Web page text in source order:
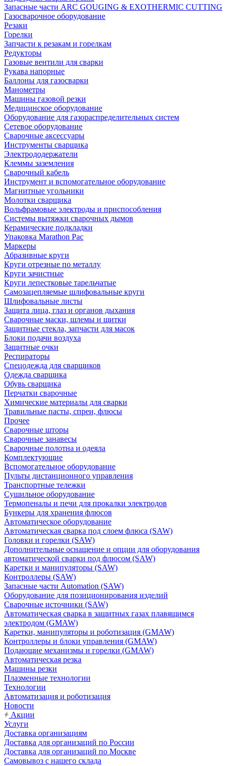
Запасные части ARC GOUGING & EXOTHERMIC CUTTING
Газосварочное оборудование
Резаки
Горелки
Запчасти к резакам и горелкам
Редукторы
Газовые вентили для сварки
Рукава напорные
Баллоны для газосварки
Манометры
Машины газовой резки
Медицинское оборудование
Оборудование для газораспределительных систем
Сетевое оборудование
Сварочные аксессуары
Инструменты сварщика
Электрододержатели
Клеммы заземления
Сварочный кабель
Инструмент и вспомогательное оборудование
Магнитные угольники
Молотки сварщика
Вольфрамовые электроды и приспособления
Системы вытяжки сварочных дымов
Керамические подкладки
Упаковка Marathon Pac
Маркеры
Абразивные круги
Круги отрезные по металлу
Круги зачистные
Круги лепестковые тарельчатые
Самозацепляемые шлифовальные круги
Шлифовальные листы
Защита лица, глаз и органов дыхания
Сварочные маски, шлемы и щитки
Защитные стекла, запчасти для масок
Блоки подачи воздуха
Защитные очки
Респираторы
Спецодежда для сварщиков
Одежда сварщика
Обувь сварщика
Перчатки сварочные
Химические материалы для сварки
Травильные пасты, спреи, флюсы
Прочее
Сварочные шторы
Сварочные занавесы
Сварочные полотна и одеяла
Комплектующие
Вспомогательное оборудование
Пульты дистанционного управления
Транспортные тележки
Сушильное оборудование
Термопеналы и печи для прокалки электродов
Бункеры для хранения флюсов
Автоматическое оборудование
Автоматическая сварка под слоем флюса (SAW)
Головки и горелки (SAW)
Дополнительные оснащение и опции для оборудования
автоматической сварки под флюсом (SAW)
Каретки и манипуляторы (SAW)
Контроллеры (SAW)
Запасные части Automation (SAW)
Оборудование для позиционирования изделий
Сварочные источники (SAW)
Автоматическая сварка в защитных газах плавящимся
электродом (GMAW)
Каретки, манипуляторы и роботизация (GMAW)
Контроллеры и блоки управления (GMAW)
Подающие механизмы и горелки (GMAW)
Автоматическая резка
Машины резки
Плазменные технологии
Технологии
Автоматизация и роботизация
Новости
Акции
Услуги
Доставка организациям
Доставка для организаций по России
Доставка для организаций по Москве
Самовывоз с нашего склада